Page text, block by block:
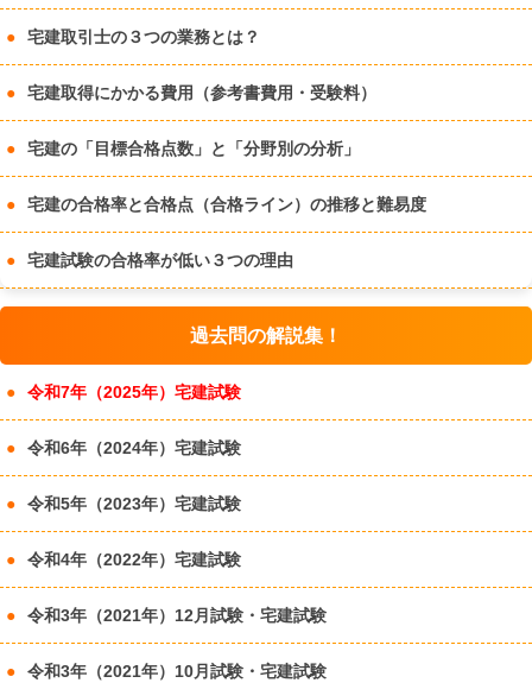
宅建取引士の３つの業務とは？
宅建取得にかかる費用（参考書費用・受験料）
宅建の「目標合格点数」と「分野別の分析」
宅建の合格率と合格点（合格ライン）の推移と難易度
宅建試験の合格率が低い３つの理由
過去問の解説集！
令和7年（2025年）宅建試験
令和6年（2024年）宅建試験
令和5年（2023年）宅建試験
令和4年（2022年）宅建試験
令和3年（2021年）12月試験・宅建試験
令和3年（2021年）10月試験・宅建試験